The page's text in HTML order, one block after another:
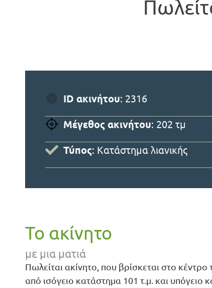
ID ακινήτου: 2316
Μέγεθος ακινήτου: 202 τμ
Τύπος: Κατάστημα λιανικής
Το ακίνητο
με μια ματιά
Πωλείται ακίνητο, που βρίσκεται στο κέντρο
από ισόγειο κατάστημα 101 τ.μ. και υπόγειο